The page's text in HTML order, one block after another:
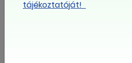
Mit tehetsz a
tájékoztatóját!